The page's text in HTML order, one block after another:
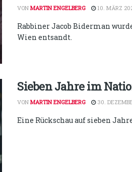
VON MARTIN ENGELBERG 10. MÄRZ
Rabbiner Jacob Biderman
Wien entsandt.
Sieben Jahre im
VON MARTIN ENGELBERG 30.
Eine Rückschau auf sieben